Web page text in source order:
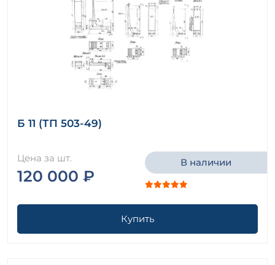
Б 11 (ТП 503-49)
Цена за шт.
120 000 ₽
В наличии
Купить